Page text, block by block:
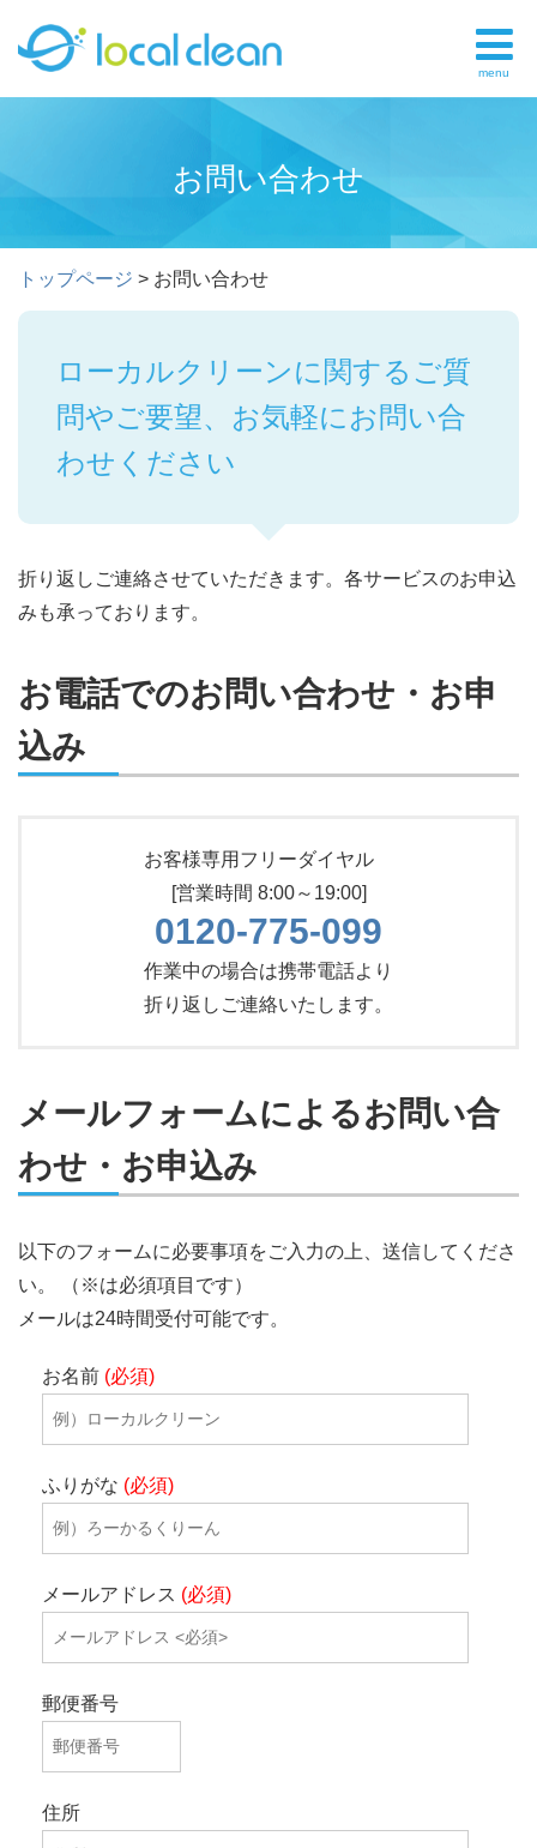
menu
お問い合わせ
トップページ > お問い合わせ
ローカルクリーンに関するご質
問やご要望、お気軽にお問い合
わせください
折り返しご連絡させていただきます。各サービスのお申込
みも承っております。
お電話でのお問い合わせ・お申
込み
お客様専用フリーダイヤル
[営業時間 8:00～19:00]
0120-775-099
作業中の場合は携帯電話より
折り返しご連絡いたします。
メールフォームによるお問い合
わせ・お申込み
以下のフォームに必要事項をご入力の上、送信してくださ
い。 （※は必須項目です）
メールは24時間受付可能です。
お名前 (必須)
ふりがな (必須)
メールアドレス (必須)
郵便番号
住所